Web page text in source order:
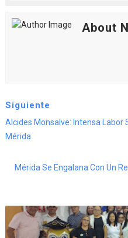
About
Siguiente
Alcides Monsalve: Intensa Labor
Mérida
Mérida Se Engalana Con Un